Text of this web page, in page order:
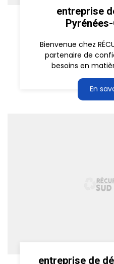
entreprise
Bienvenue chez
partenaire de
besoins en
En
entreprise de